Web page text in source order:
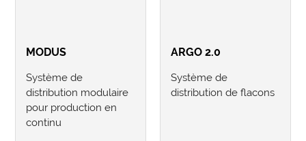
MODUS
Système de
distribution modulaire
pour production en
continu
ARGO 2.0
Système de
distribution de flacons